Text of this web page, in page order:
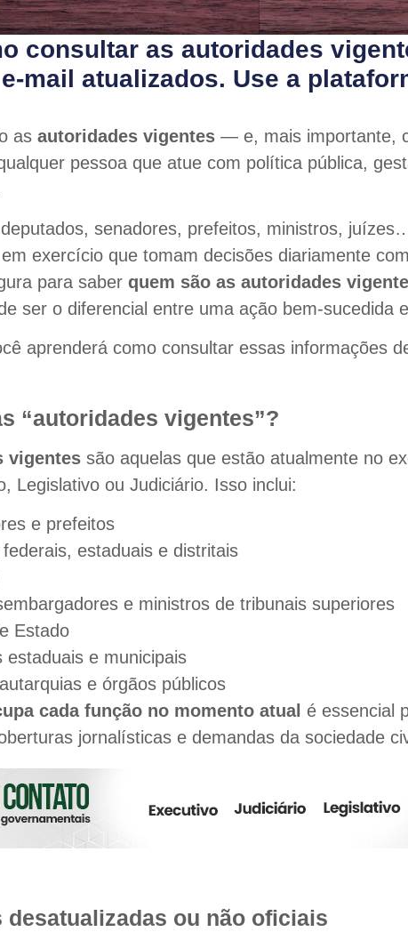
consultar as autoridades
mail atualizados. Use a
as autoridades vigentes — e, mais importante,
pessoa que atue com política pública,
senadores, prefeitos, ministros,
exercício que tomam decisões diariamente
para saber quem são as autoridades
ser o diferencial entre uma ação bem-sucedida
aprenderá como consultar essas informações
“autoridades vigentes”?
vigentes são aquelas que estão atualmente no
Legislativo ou Judiciário. Isso inclui:
e prefeitos
estaduais e distritais
e ministros de tribunais superiores
Estado
estaduais e municipais
e órgãos públicos
cada função no momento atual é essencial
jornalísticas e demandas da sociedade
desatualizadas ou não oficiais